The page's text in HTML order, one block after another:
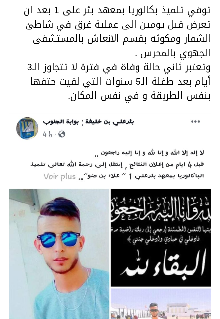
توفي تلميذ بكالوريا بمعهد بئر على 1 بعد ان
تعرض قبل يومين الى عملية غرق في شاطئ
الشفار ومكوثه بقسم الانعاش بالمستشفى
الجهوي بالمحرس .
وتعتبر ثاني حالة وفاة في فترة لا تتجاوز الـ3
أيام بعد طفلة الـ5 سنوات التي لقيت حتفها
بنفس الطريقة و في نفس المكان.